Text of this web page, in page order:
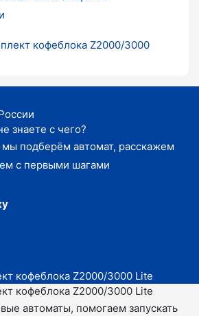
знаете с чего?
мы подберём автомат, расскажем
с первыми шагами
автоматы, помогаем запускать